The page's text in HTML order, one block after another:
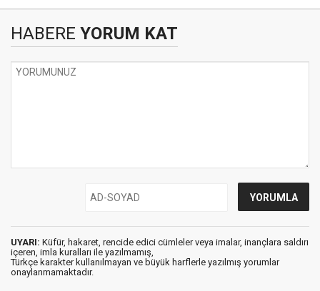
HABERE YORUM KAT
UYARI: Küfür, hakaret, rencide edici cümleler veya imalar, inançlara saldırı
içeren, imla kuralları ile yazılmamış,
Türkçe karakter kullanılmayan ve büyük harflerle yazılmış yorumlar
onaylanmamaktadır.